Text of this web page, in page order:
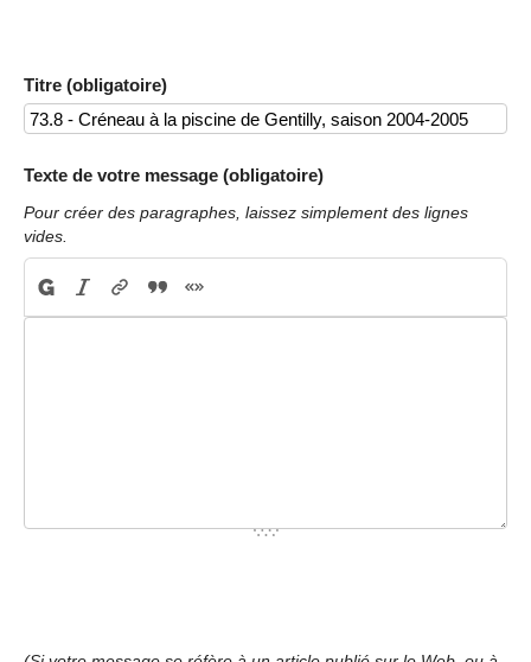
Titre (obligatoire)
Texte de votre message (obligatoire)
Pour créer des paragraphes, laissez simplement des lignes
vides.